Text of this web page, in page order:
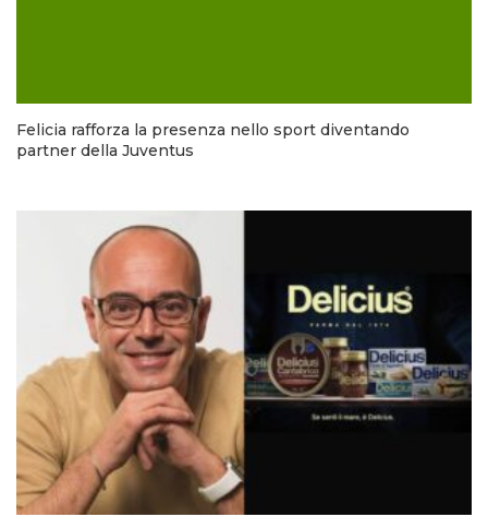
Felicia rafforza la presenza nello sport diventando
partner della Juventus